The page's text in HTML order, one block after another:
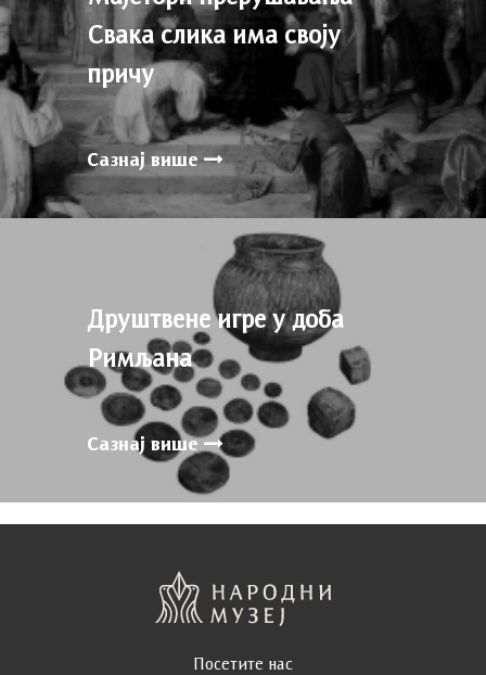
Свака слика има своју
причу
Сазнај више
Друштвене игре у доба
Римљана
Сазнај више
Посетите нас